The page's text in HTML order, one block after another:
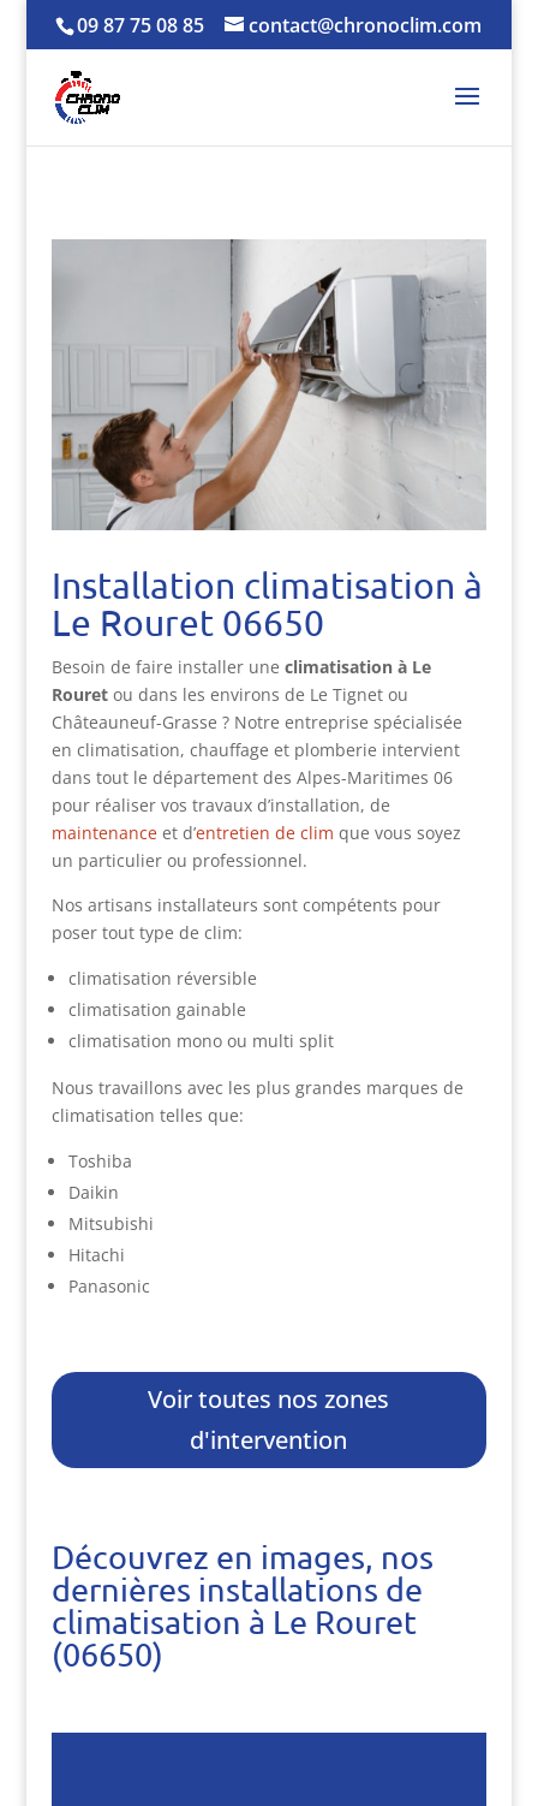
09 87 75 08 85 contact@chronoclim.com
Installation climatisation à
Le Rouret 06650
Besoin de faire installer une climatisation à Le
Rouret ou dans les environs de Le Tignet ou
Châteauneuf-Grasse ? Notre entreprise spécialisée
en climatisation, chauffage et plomberie intervient
dans tout le département des Alpes-Maritimes 06
pour réaliser vos travaux d’installation, de
maintenanceet d’entretien de clim que vous soyez
un particulier ou professionnel.
Nos artisans installateurs sont compétents pour
poser tout type de clim:
climatisation réversible
climatisation gainable
climatisation mono ou multi split
Nous travaillons avec les plus grandes marques de
climatisation telles que:
Toshiba
Daikin
Mitsubishi
Hitachi
Panasonic
Voir toutes nos zones
d'intervention
Découvrez en images, nos
dernières installations de
climatisation à Le Rouret
(06650)